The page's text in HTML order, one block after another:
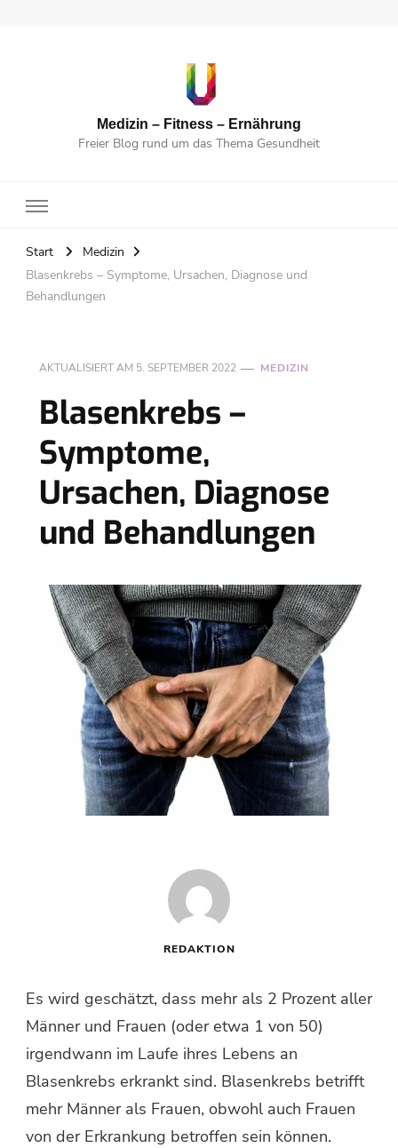
Medizin – Fitness – Ernährung
Freier Blog rund um das Thema Gesundheit
Start
Medizin
Blasenkrebs – Symptome, Ursachen, Diagnose und
Behandlungen
AKTUALISIERT AM 5. SEPTEMBER 2022 MEDIZIN
Blasenkrebs –
Symptome,
Ursachen, Diagnose
und Behandlungen
REDAKTION
Es wird geschätzt, dass mehr als 2 Prozent aller
Männer und Frauen (oder etwa 1 von 50)
irgendwann im Laufe ihres Lebens an
Blasenkrebs erkrankt sind. Blasenkrebs betrifft
mehr Männer als Frauen, obwohl auch Frauen
von der Erkrankung betroffen sein können.